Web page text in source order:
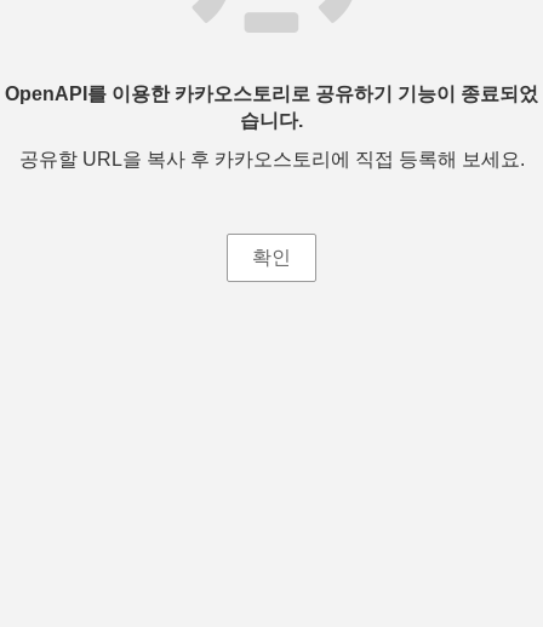
OpenAPI를 이용한 카카오스토리로 공유하기 기능이 종료되었
습니다.
공유할 URL을 복사 후 카카오스토리에 직접 등록해 보세요.
확인